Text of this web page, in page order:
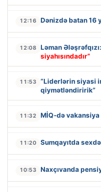
12:16 Dənizdə batan 16
12:08 Ləman Ələşrəfqızı:
siyahısındadır”
11:53
“Liderlərin siyasi
qiymətləndiririk”
11:32 MİQ-də vakansiya
11:20 Sumqayıtda
10:53 Naxçıvanda